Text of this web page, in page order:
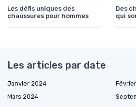
Les défis uniques des
chaussures pour hommes
Des
qui
Les articles par date
Janvier 2024
Mars 2024